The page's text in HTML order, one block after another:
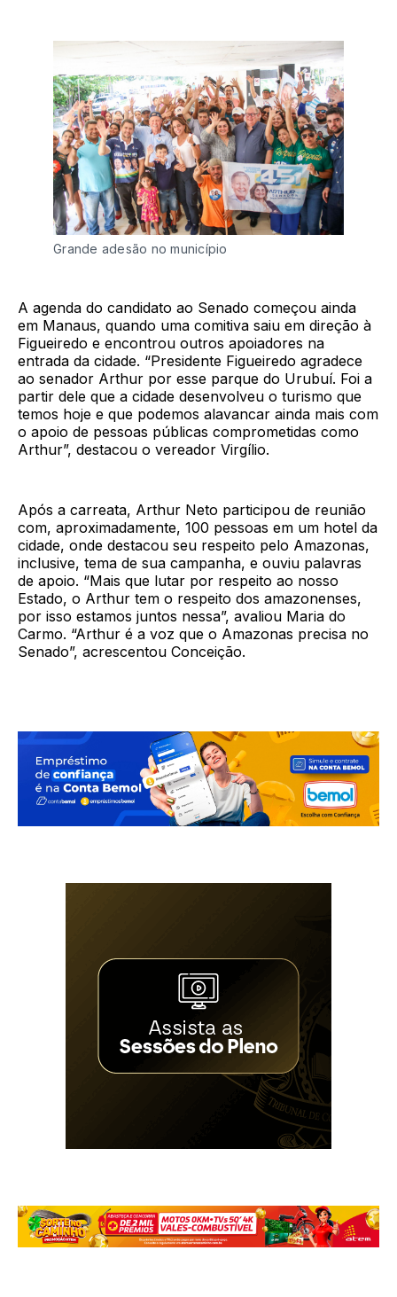
Grande adesão no município
A agenda do candidato ao Senado começou ainda
em Manaus, quando uma comitiva saiu em direção à
Figueiredo e encontrou outros apoiadores na
entrada da cidade. “Presidente Figueiredo agradece
ao senador Arthur por esse parque do Urubuí. Foi a
partir dele que a cidade desenvolveu o turismo que
temos hoje e que podemos alavancar ainda mais com
o apoio de pessoas públicas comprometidas como
Arthur”, destacou o vereador Virgílio.
Após a carreata, Arthur Neto participou de reunião
com, aproximadamente, 100 pessoas em um hotel da
cidade, onde destacou seu respeito pelo Amazonas,
inclusive, tema de sua campanha, e ouviu palavras
de apoio. “Mais que lutar por respeito ao nosso
Estado, o Arthur tem o respeito dos amazonenses,
por isso estamos juntos nessa”, avaliou Maria do
Carmo. “Arthur é a voz que o Amazonas precisa no
Senado”, acrescentou Conceição.